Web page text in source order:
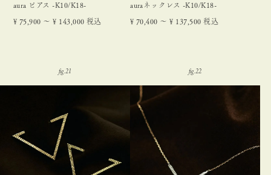
aura ピアス -K10/K18-
¥ 75,900 〜 ¥ 143,000 税込
auraネックレス -K10/K18-
¥ 70,400 〜 ¥ 137,500 税込